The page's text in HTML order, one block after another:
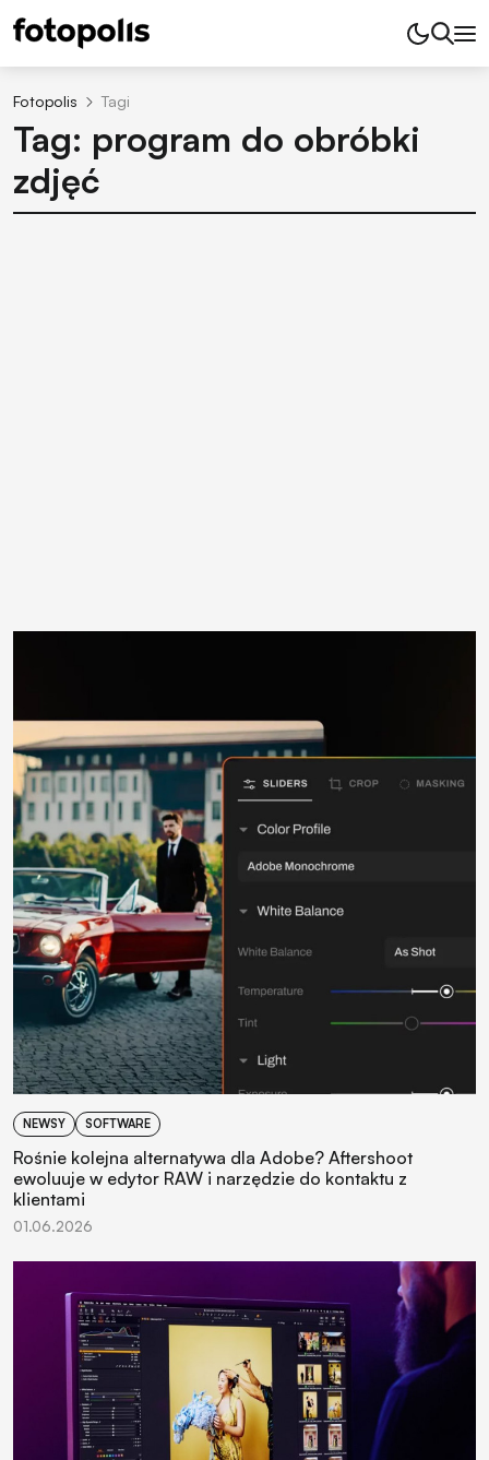
Fotopolis Tagi
Tag: program do obróbki
zdjęć
NEWSY SOFTWARE
Rośnie kolejna alternatywa dla Adobe? Aftershoot
ewoluuje w edytor RAW i narzędzie do kontaktu z
klientami
01.06.2026